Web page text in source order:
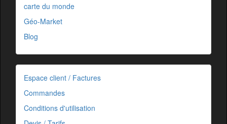
carte du monde
Géo-Market
Blog
Espace client / Factures
Commandes
Conditions d'utilisation